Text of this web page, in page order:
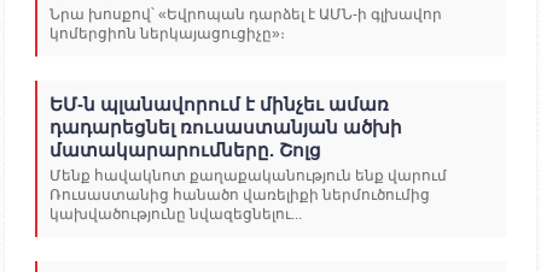
Նրա խոսքով՝ «Եվրոպան դարձել է ԱՄՆ-ի գլխավոր
կոմերցիոն ներկայացուցիչը»։
ԵՄ-ն պլանավորում է մինչեւ ամառ
դադարեցնել ռուսաստանյան ածխի
մատակարարումները. Շոլց
Մենք հավակնոտ քաղաքականություն ենք վարում
Ռուսաստանից հանածո վառելիքի ներմուծումից
կախվածությունը նվազեցնելու...